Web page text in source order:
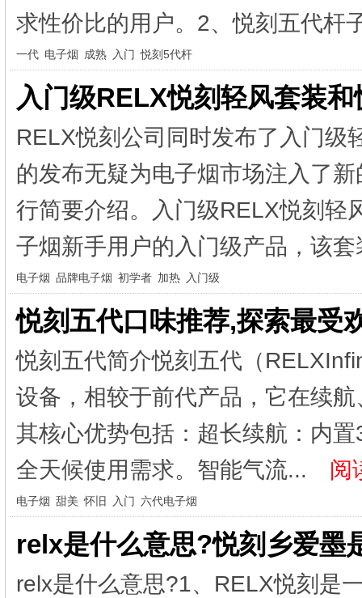
求性价比的用户。2、悦刻五代杆
一代 电子烟 成熟 入门 悦刻5代杆
入门级RELX悦刻轻风套装
RELX悦刻公司同时发布了入门级
的发布无疑为电子烟市场注入了
行简要介绍。入门级RELX悦刻轻
子烟新手用户的入门级产品，该
电子烟 品牌电子烟 初学者 加热 ​入门级
悦刻五代口味推荐,探索最受
悦刻五代简介悦刻五代（
设备，相较于前代产品，它在续
其核心优势包括：超长续航：内
全天候使用需求。智能气流...
阅
电子烟 甜美 怀旧 入门 六代电子烟
relx是什么意思?悦刻乡爱墨
relx是什么意思?1、RELX悦刻是